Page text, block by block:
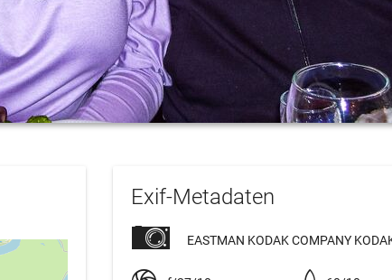
Exif-Metadaten
EASTMAN KODAK COMPANY